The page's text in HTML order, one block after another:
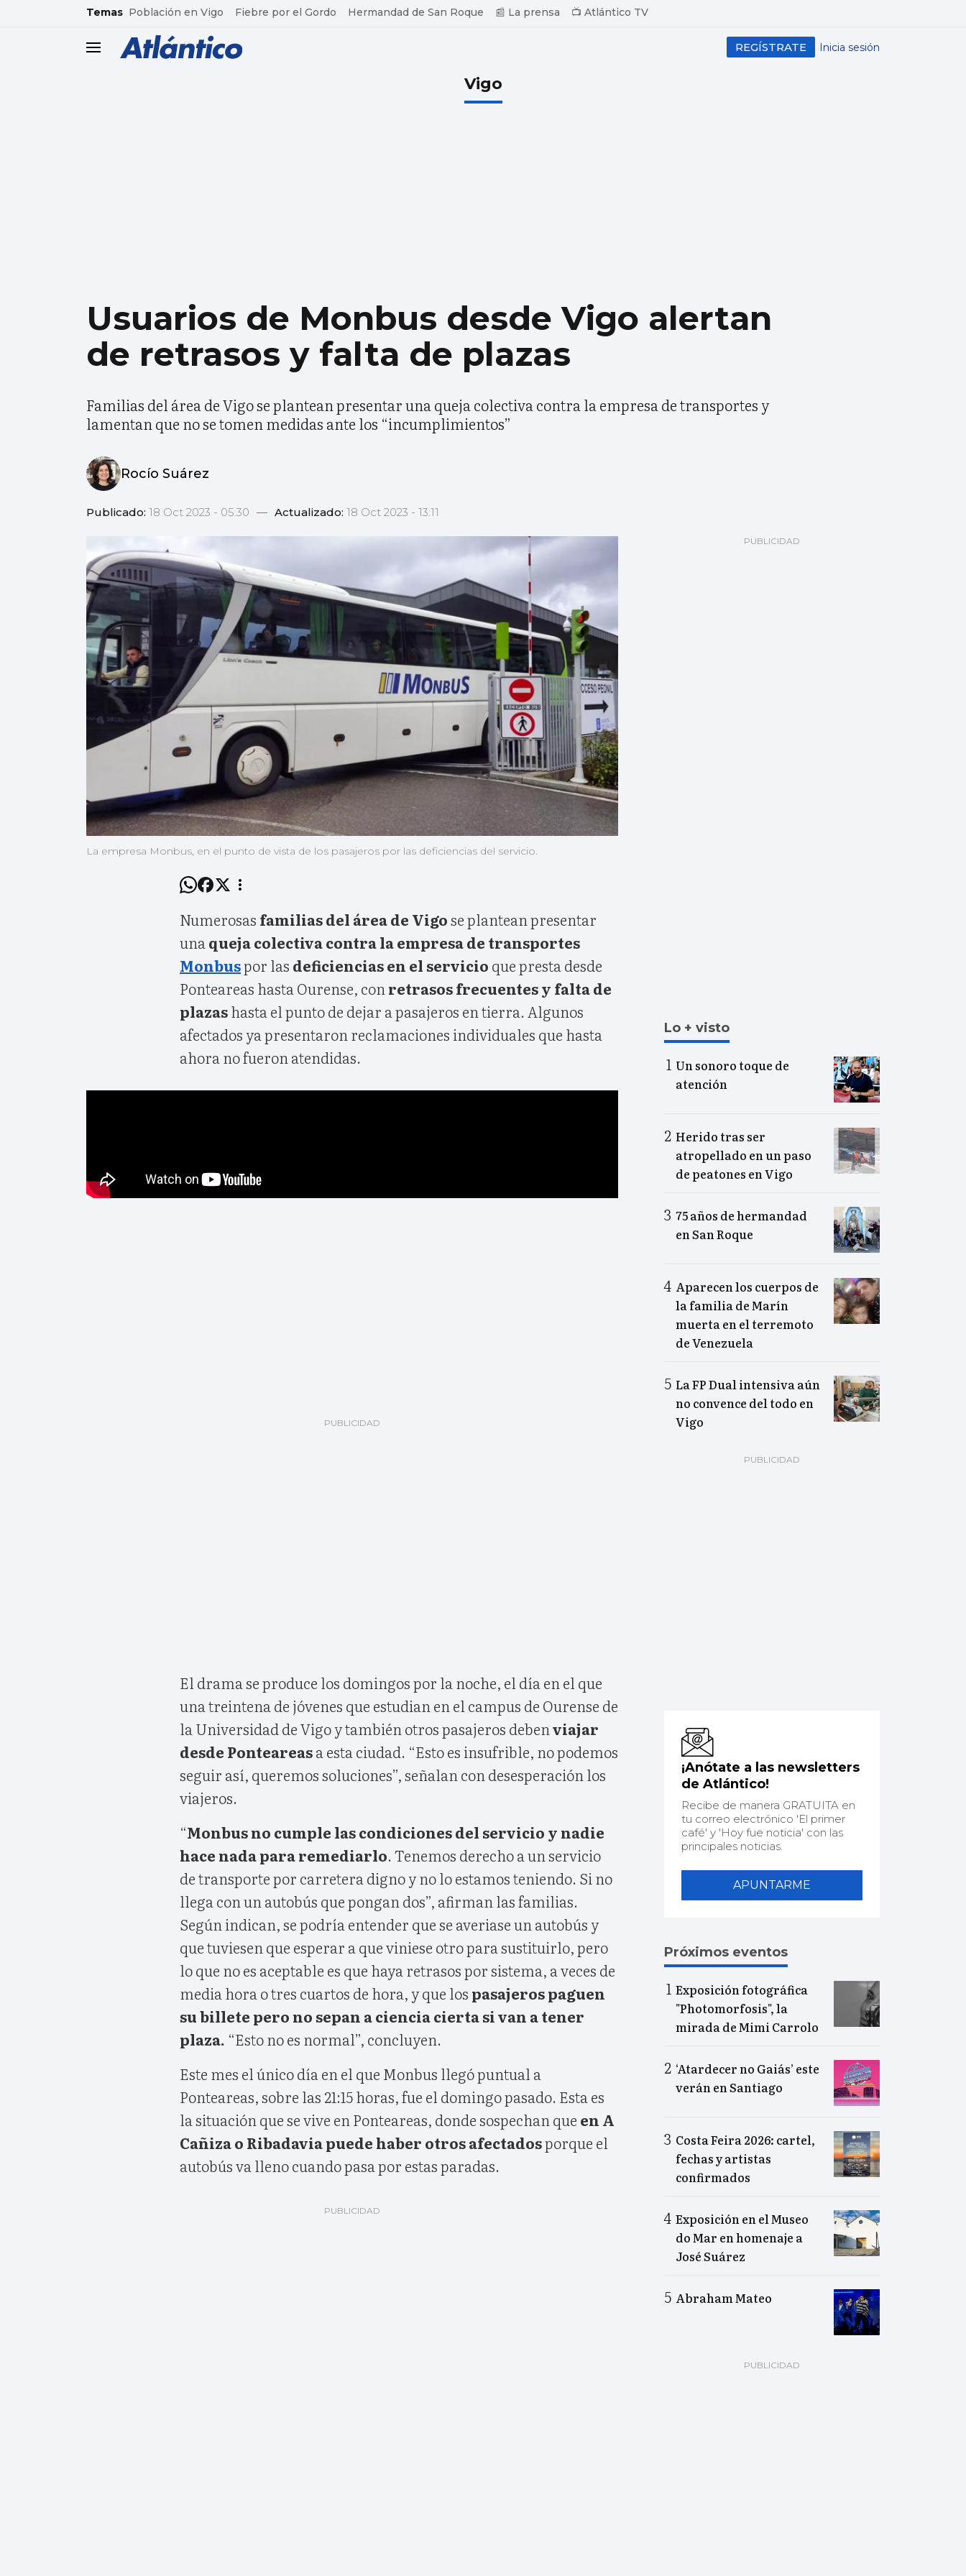
common.go-to-content
Temas Población en Vigo Fiebre por el Gordo Hermandad de San Roque 📰 La prensa 📺 Atlántico TV
header.menu.open Inicia sesión
REGÍSTRATE
Vigo
Usuarios de Monbus desde Vigo alertan
de retrasos y falta de plazas
Familias del área de Vigo se plantean presentar una queja colectiva contra la empresa de transportes y
lamentan que no se tomen medidas ante los “incumplimientos”
Rocío Suárez
Publicado: 18 Oct 2023 - 05:30 — Actualizado: 18 Oct 2023 - 13:11
La empresa Monbus, en el punto de vista de los pasajeros por las deficiencias del servicio.
Numerosas familias del área de Vigose plantean presentar
una queja colectiva contra la empresa de transportes
Monbuspor las deficiencias en el servicio que presta desde
Ponteareas hasta Ourense, con retrasos frecuentes y falta de
plazashasta el punto de dejar a pasajeros en tierra. Algunos
afectados ya presentaron reclamaciones individuales que hasta
ahora no fueron atendidas.
El drama se produce los domingos por la noche, el día en el que
una treintena de jóvenes que estudian en el campus de Ourense de
la Universidad de Vigo y también otros pasajeros deben viajar
desde Ponteareasa esta ciudad. “Esto es insufrible, no podemos
seguir así, queremos soluciones”, señalan con desesperación los
viajeros.
“Monbus no cumple las condiciones del servicio y nadie
hace nada para remediarlo. Tenemos derecho a un servicio
de transporte por carretera digno y no lo estamos teniendo. Si no
llega con un autobús que pongan dos”, afirman las familias.
Según indican, se podría entender que se averiase un autobús y
que tuviesen que esperar a que viniese otro para sustituirlo, pero
lo que no es aceptable es que haya retrasos por sistema, a veces de
media hora o tres cuartos de hora, y que los pasajeros paguen
su billete pero no sepan a ciencia cierta si van a tener
plaza. “Esto no es normal”, concluyen.
Este mes el único día en el que Monbus llegó puntual a
Ponteareas, sobre las 21:15 horas, fue el domingo pasado. Esta es
la situación que se vive en Ponteareas, donde sospechan que en A
Cañiza o Ribadavia puede haber otros afectadosporque el
autobús va lleno cuando pasa por estas paradas.
Lo + visto
Un sonoro toque de
atención
Herido tras ser
atropellado en un paso
de peatones en Vigo
75 años de hermandad
en San Roque
Aparecen los cuerpos de
la familia de Marín
muerta en el terremoto
de Venezuela
La FP Dual intensiva aún
no convence del todo en
Vigo
¡Anótate a las newsletters
de Atlántico!
Recibe de manera GRATUITA en
tu correo electrónico 'El primer
café' y 'Hoy fue noticia' con las
principales noticias.
APUNTARME
Próximos eventos
Exposición fotográfica
"Photomorfosis", la
mirada de Mimi Carrolo
‘Atardecer no Gaiás’ este
verán en Santiago
Costa Feira 2026: cartel,
fechas y artistas
confirmados
Exposición en el Museo
do Mar en homenaje a
José Suárez
Abraham Mateo